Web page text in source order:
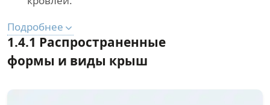
Подробнее
1.4.1 Распространенные
формы и виды крыш